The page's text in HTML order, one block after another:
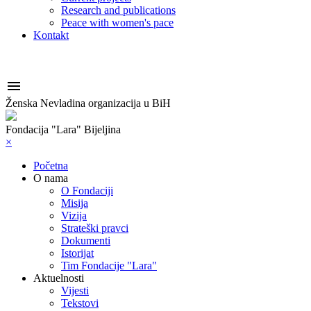
Research and publications
Peace with women's pace
Kontakt

Ženska Nevladina organizacija u BiH
Fondacija "Lara" Bijeljina
×
Početna
O nama
O Fondaciji
Misija
Vizija
Strateški pravci
Dokumenti
Istorijat
Tim Fondacije "Lara"
Aktuelnosti
Vijesti
Tekstovi